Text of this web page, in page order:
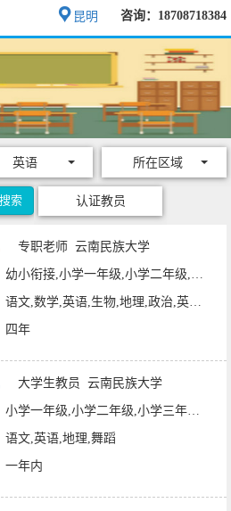
咨询：18708718384
昆明
英语 所在区域
认证教员
专职老师 云南民族大学
幼小衔接,小学一年级,小学二年级,小学三年级,小学四年级,小学五年级,小学六年级,初一,初二,初三
语文,数学,英语,生物,地理,政治,英语六级,英语四级
四年
大学生教员 云南民族大学
小学一年级,小学二年级,小学三年级,小学四年级,小学五年级,小学六年级,初一,初二,初三
语文,英语,地理,舞蹈
一年内